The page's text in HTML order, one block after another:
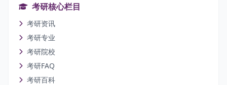
考研核心栏目
考研资讯
考研专业
考研院校
考研FAQ
考研百科